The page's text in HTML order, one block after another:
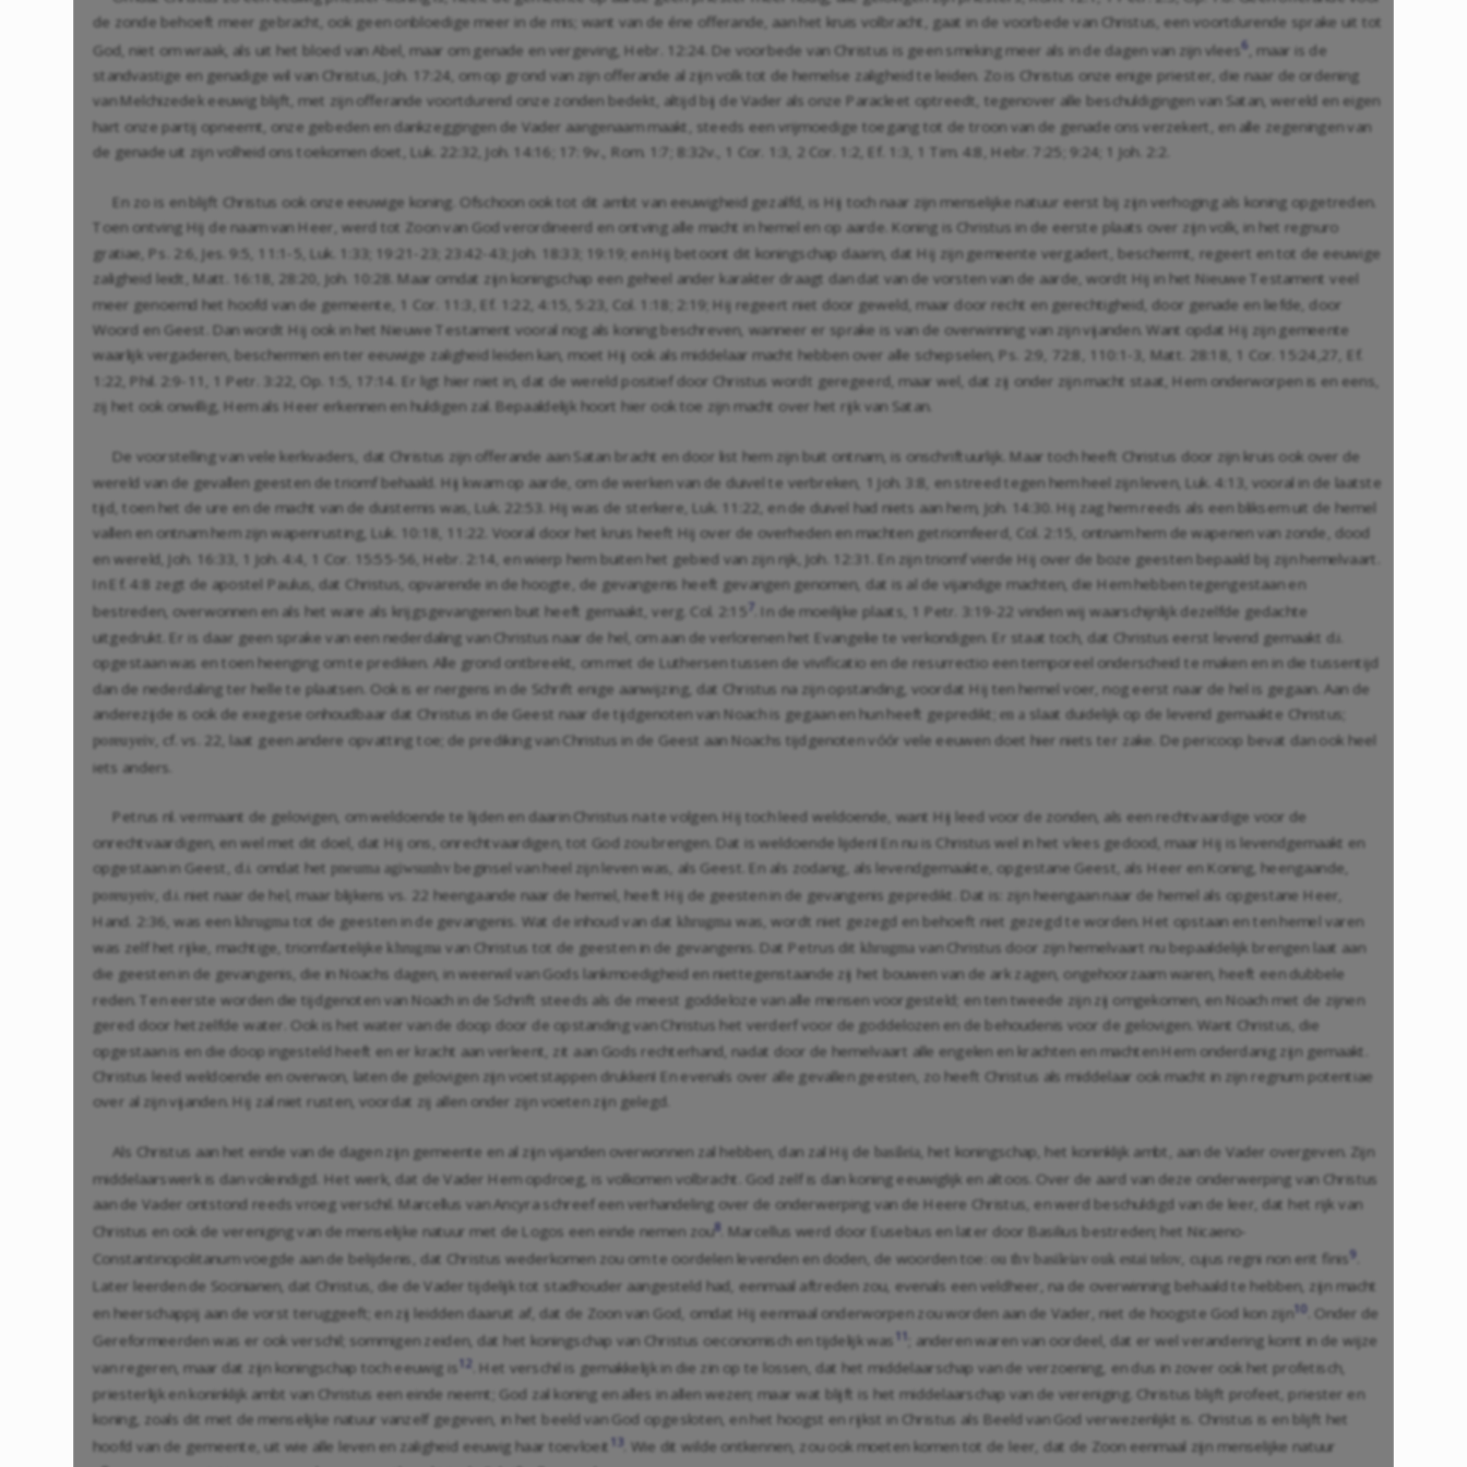
de zonde behoeft meer gebracht, ook geen onbloedige meer in de mis; want van de éne offerande, aan het kruis volbracht, gaat in de voorbede van Christus, een voortdurende sprake uit tot
God, niet om wraak, als uit het bloed van Abel, maar om genade en vergeving,Hebr. 12:24 . De voorbede van Christus is geen smeking meer als in de dagen van zijn vlees6 , maar is de
standvastige en genadige wil van Christus, Joh. 17:24 , om op grond van zijn offerande al zijn volk tot de hemelse zaligheid te leiden. Zo is Christus onze enige priester, die naar de ordening
van Melchizedek eeuwig blijft, met zijn offerande voortdurend onze zonden bedekt, altijd bij de Vader als onze Paracleet optreedt, tegenover alle beschuldigingen van Satan, wereld en eigen
hart onze partij opneemt, onze gebeden en dankzeggingen de Vader aangenaam maakt, steeds een vrijmoedige toegang tot de troon van de genade ons verzekert, en alle zegeningen van
de genade uit zijn volheid ons toekomen doet, Luk. 22:32 ,Joh. 14:16 17: 9v., Rom. 1:7 8:32v., 1 Cor. 1:3 2 Cor. 1:2 ,Ef. 1:3 1 Tim. 4:8 Hebr. 7:25 9:24 1 Joh. 2:2
En zo is en blijft Christus ook onze eeuwige koning. Ofschoon ook tot dit ambt van eeuwigheid gezalfd, is Hij toch naar zijn menselijke natuur eerst bij zijn verhoging als koning opgetreden.
Toen ontving Hij de naam van Heer, werd tot Zoon van God verordineerd en ontving alle macht in hemel en op aarde. Koning is Christus in de eerste plaats over zijn volk, in het regnuro
gratiae,Ps. 2:6 Jes. 9:5 11:1-5 Luk. 1:33 19:21-23 23:42-43 Joh. 18:33 19:19 ; en Hij betoont dit koningschap daarin, dat Hij zijn gemeente vergadert, beschermt, regeert en tot de eeuwige
zaligheid leidt, Matt. 16:18 28:20 Joh. 10:28 . Maar omdat zijn koningschap een geheel ander karakter draagt dan dat van de vorsten van de aarde, wordt Hij in het Nieuwe Testament veel
meer genoemd het hoofd van de gemeente, 1 Cor. 11:3 Ef. 1:22 4:15 5:23 Col. 1:18 2:19; Hij regeert niet door geweld, maar door recht en gerechtigheid, door genade en liefde, door
Woord en Geest. Dan wordt Hij ook in het Nieuwe Testament vooral nog als koning beschreven, wanneer er sprake is van de overwinning van zijn vijanden. Want opdat Hij zijn gemeente
waarlijk vergaderen, beschermen en ter eeuwige zaligheid leiden kan, moet Hij ook als middelaar macht hebben over alle schepselen, Ps. 2:9 72:8 110:1-3 Matt. 28:18 1 Cor. 15:24 27 Ef.
1:22 ,Phil. 2:9-11 1 Petr. 3:22 Op. 1:5 17:14 . Er ligt hier niet in, dat de wereld positief door Christus wordt geregeerd, maar wel, dat zij onder zijn macht staat, Hem onderworpen is en eens,
zij het ook onwillig, Hem als Heer erkennen en huldigen zal. Bepaaldelijk hoort hier ook toe zijn macht over het rijk van Satan.
De voorstelling van vele kerkvaders, dat Christus zijn offerande aan Satan bracht en door list hem zijn buit ontnam, is onschriftuurlijk. Maar toch heeft Christus door zijn kruis ook over de
wereld van de gevallen geesten de triomf behaald. Hij kwam op aarde, om de werken van de duivel te verbreken, 1 Joh. 3:8 , en streed tegen hem heel zijn leven, Luk. 4:13 , vooral in de laatste
tijd, toen het de ure en de macht van de duisternis was, Luk. 22:53 . Hij was de sterkere, Luk. 11:22 , en de duivel had niets aan hem, Joh. 14:30 . Hij zag hem reeds als een bliksem uit de hemel
vallen en ontnam hem zijn wapenrusting, Luk. 10:18 11:22 . Vooral door het kruis heeft Hij over de overheden en machten getriomfeerd, Col. 2:15 , ontnam hem de wapenen van zonde, dood
en wereld, Joh. 16:33 1 Joh. 4:4 1 Cor. 15:55-56 ,Hebr. 2:14 , en wierp hem buiten het gebied van zijn rijk, Joh. 12:31 . En zijn triomf vierde Hij over de boze geesten bepaald bij zijn hemelvaart.
InEf. 4:8 zegt de apostel Paulus, dat Christus, opvarende in de hoogte, de gevangenis heeft gevangen genomen, dat is al de vijandige machten, die Hem hebben tegengestaan en
bestreden, overwonnen en als het ware als krijgsgevangenen buit heeft gemaakt, verg. Col. 2:15 7. In de moeilijke plaats, 1 Petr. 3:19-22 vinden wij waarschijnlijk dezelfde gedachte
uitgedrukt. Er is daar geen sprake van een nederdaling van Christus naar de hel, om aan de verlorenen het Evangelie te verkondigen. Er staat toch, dat Christus eerst levend gemaakt d.i.
opgestaan was en toen heenging om te prediken. Alle grond ontbreekt, om met de Luthersen tussen de vivificatio en de resurrectio een temporeel onderscheid te maken en in die tussentijd
dan de nederdaling ter helle te plaatsen. Ook is er nergens in de Schrift enige aanwijzing, dat Christus na zijn opstanding, voordat Hij ten hemel voer, nog eerst naar de hel is gegaan. Aan de
anderezijde is ook de exegese onhoudbaar dat Christus in de Geest naar de tijdgenoten van Noach is gegaan en hun heeft gepredikt;
en a slaat duidelijk op de levend gemaakte Christus;
poreuyeiv
, cf. vs. 22, laat geen andere opvatting toe; de prediking van Christus in de Geest aan Noachs tijdgenoten vóór vele eeuwen doet hier niets ter zake. De pericoop bevat dan ook heel
iets anders.
Petrus nl. vermaant de gelovigen, om weldoende te lijden en daarin Christus na te volgen. Hij toch leed weldoende, want Hij leed voor de zonden, als een rechtvaardige voor de
onrechtvaardigen, en wel met dit doel, dat Hij ons, onrechtvaardigen, tot God zou brengen. Dat is weldoende lijden! En nu is Christus wel in het vlees gedood, maar Hij is levendgemaakt en
opgestaan in Geest, d.i. omdat het pneuma agiwsunhv beginsel van heel zijn leven was, als Geest. En als zodanig, als levendgemaakte, opgestane Geest, als Heer en Koning, heengaande,
poreuyeiv
, d.i. niet naar de hel, maar blijkens vs. 22 heengaande naar de hemel, heeft Hij de geesten in de gevangenis gepredikt. Dat is: zijn heengaan naar de hemel als opgestane Heer,
Hand. 2:36 , was een khrugma tot de geesten in de gevangenis. Wat de inhoud van dat khrugma was, wordt niet gezegd en behoeft niet gezegd te worden. Het opstaan en ten hemel varen
was zelf het rijke, machtige, triomfantelijke khrugma van Christus tot de geesten in de gevangenis. Dat Petrus dit khrugma van Christus door zijn hemelvaart nu bepaaldelijk brengen laat aan
die geesten in de gevangenis, die in Noachs dagen, in weerwil van Gods lankmoedigheid en niettegenstaande zij het bouwen van de ark zagen, ongehoorzaam waren, heeft een dubbele
reden. Ten eerste worden die tijdgenoten van Noach in de Schrift steeds als de meest goddeloze van alle mensen voorgesteld; en ten tweede zijn zij omgekomen, en Noach met de zijnen
gered door hetzelfde water. Ook is het water van de doop door de opstanding van Christus het verderf voor de goddelozen en de behoudenis voor de gelovigen. Want Christus, die
opgestaan is en die doop ingesteld heeft en er kracht aan verleent, zit aan Gods rechterhand, nadat door de hemelvaart alle engelen en krachten en machten Hem onderdanig zijn gemaakt.
Christus leed weldoende en overwon, laten de gelovigen zijn voetstappen drukken! En evenals over alle gevallen geesten, zo heeft Christus als middelaar ook macht in zijn regnum potentiae
over al zijn vijanden. Hij zal niet rusten, voordat zij allen onder zijn voeten zijn gelegd.
Als Christus aan het einde van de dagen zijn gemeente en al zijn vijanden overwonnen zal hebben, dan zal Hij de basileia , het koningschap, het koninklijk ambt, aan de Vader overgeven. Zijn
middelaarswerk is dan voleindigd. Het werk, dat de Vader Hem opdroeg, is volkomen volbracht. God zelf is dan koning eeuwiglijk en altoos. Over de aard van deze onderwerping van Christus
aan de Vader ontstond reeds vroeg verschil. Marcellus van Ancyra schreef een verhandeling over de onderwerping van de Heere Christus, en werd beschuldigd van de leer, dat het rijk van
Christus en ook de vereniging van de menselijke natuur met de Logos een einde nemen zou8 . Marcellus werd door Eusebius en later door Basilius bestreden; het Nicaeno-
Constantinopolitanum voegde aan de belijdenis, dat Christus wederkomen zou om te oordelen levenden en doden, de woorden toe: ou thv basileiav ouk estai telov , cujus regni non erit finis9.
Later leerden de Socinianen, dat Christus, die de Vader tijdelijk tot stadhouder aangesteld had, eenmaal aftreden zou, evenals een veldheer, na de overwinning behaald te hebben, zijn macht
en heerschappij aan de vorst teruggeeft; en zij leidden daaruit af, dat de Zoon van God, omdat Hij eenmaal onderworpen zou worden aan de Vader, niet de hoogste God kon zijn10 . Onder de
Gereformeerden was er ook verschil; sommigen zeiden, dat het koningschap van Christus oeconomisch en tijdelijk was 11
; anderen waren van oordeel, dat er wel verandering komt in de wijze
van regeren, maar dat zijn koningschap toch eeuwig is12 . Het verschil is gemakkelijk in die zin op te lossen, dat het middelaarschap van de verzoening, en dus in zover ook het profetisch,
priesterlijk en koninklijk ambt van Christus een einde neemt; God zal koning en alles in allen wezen; maar wat blijft is het middelaarschap van de vereniging. Christus blijft profeet, priester en
koning, zoals dit met de menselijke natuur vanzelf gegeven, in het beeld van God opgesloten, en het hoogst en rijkst in Christus als Beeld van God verwezenlijkt is. Christus is en blijft het
hoofd van de gemeente, uit wie alle leven en zaligheid eeuwig haar toevloeit 13 . Wie dit wilde ontkennen, zou ook moeten komen tot de leer, dat de Zoon eenmaal zijn menselijke natuur